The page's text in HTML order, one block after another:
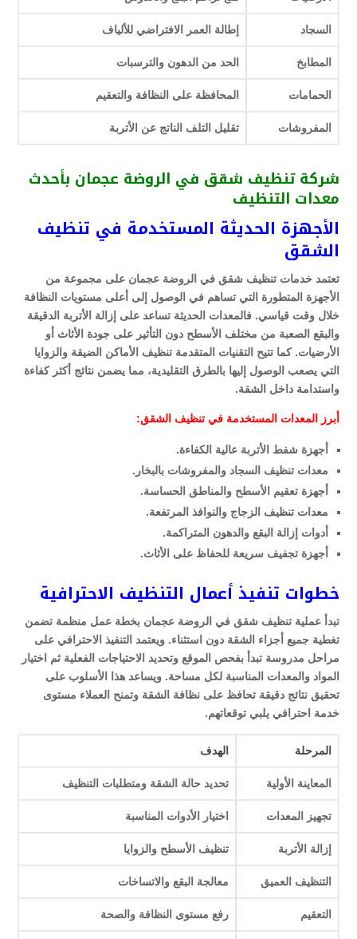
السجاد إطالة العمر الافتراضي للألياف
المطابخ الحد من الدهون والترسبات
الحمامات المحافظة على النظافة والتعقيم
المفروشات تقليل التلف الناتج عن الأتربة
شركة تنظيف شقق في الروضة عجمان بأحدث
معدات التنظيف
الأجهزة الحديثة المستخدمة في تنظيف
الشقق
تعتمد خدمات تنظيف شقق في الروضة عجمان على مجموعة من
الأجهزة المتطورة التي تساهم في الوصول إلى أعلى مستويات النظافة
خلال وقت قياسي. فالمعدات الحديثة تساعد على إزالة الأتربة الدقيقة
والبقع الصعبة من مختلف الأسطح دون التأثير على جودة الأثاث أو
الأرضيات. كما تتيح التقنيات المتقدمة تنظيف الأماكن الضيقة والزوايا
التي يصعب الوصول إليها بالطرق التقليدية، مما يضمن نتائج أكثر كفاءة
واستدامة داخل الشقة.
أبرز المعدات المستخدمة في تنظيف الشقق:
أجهزة شفط الأتربة عالية الكفاءة.
معدات تنظيف السجاد والمفروشات بالبخار.
أجهزة تعقيم الأسطح والمناطق الحساسة.
معدات تنظيف الزجاج والنوافذ المرتفعة.
أدوات إزالة البقع والدهون المتراكمة.
أجهزة تجفيف سريعة للحفاظ على الأثاث.
خطوات تنفيذ أعمال التنظيف الاحترافية
تبدأ عملية تنظيف شقق في الروضة عجمان بخطة عمل منظمة تضمن
تغطية جميع أجزاء الشقة دون استثناء. ويعتمد التنفيذ الاحترافي على
مراحل مدروسة تبدأ بفحص الموقع وتحديد الاحتياجات الفعلية ثم اختيار
المواد والمعدات المناسبة لكل مساحة. ويساعد هذا الأسلوب على
تحقيق نتائج دقيقة تحافظ على نظافة الشقة وتمنح العملاء مستوى
خدمة احترافي يلبي توقعاتهم.
المرحلة الهدف
المعاينة الأولية تحديد حالة الشقة ومتطلبات التنظيف
تجهيز المعدات اختيار الأدوات المناسبة
إزالة الأتربة تنظيف الأسطح والزوايا
التنظيف العميق معالجة البقع والاتساخات
التعقيم رفع مستوى النظافة والصحة